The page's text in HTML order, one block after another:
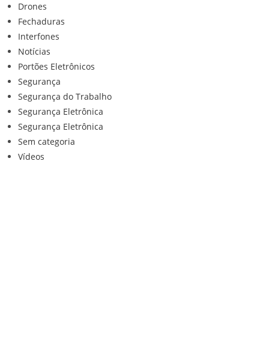
Drones
Fechaduras
Interfones
Notícias
Portões Eletrônicos
Segurança
Segurança do Trabalho
Segurança Eletrônica
Segurança Eletrônica
Sem categoria
Vídeos